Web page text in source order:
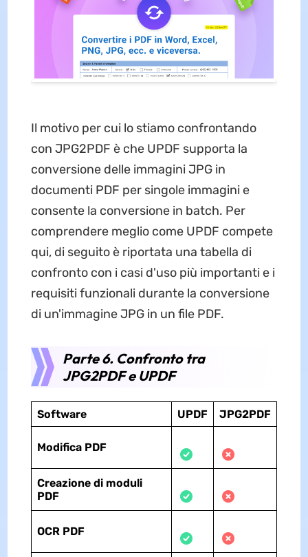
Il motivo per cui lo stiamo confrontando
con JPG2PDF è che UPDF supporta la
conversione delle immagini JPG in
documenti PDF per singole immagini e
consente la conversione in batch. Per
comprendere meglio come UPDF compete
qui, di seguito è riportata una tabella di
confronto con i casi d'uso più importanti e i
requisiti funzionali durante la conversione
di un'immagine JPG in un file PDF.
Parte 6. Confronto tra
JPG2PDF e UPDF
Software UPDF JPG2PDF
Modifica PDF
Creazione di moduli
PDF
OCR PDF